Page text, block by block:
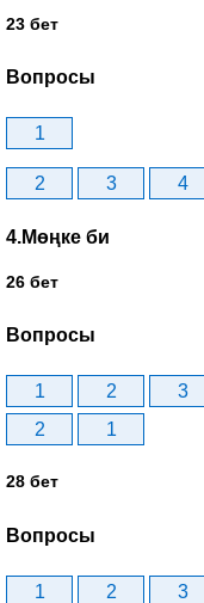
23 бет
Вопросы
1
2 3 4
4.Мөңке би
26 бет
Вопросы
1 2 3
2
1
28 бет
Вопросы
1 2 3